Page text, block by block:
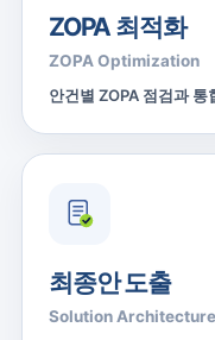
ZOPA 최적화
ZOPA Optimization
안건별 ZOPA 점검과
최종안 도출
Solution Architecture